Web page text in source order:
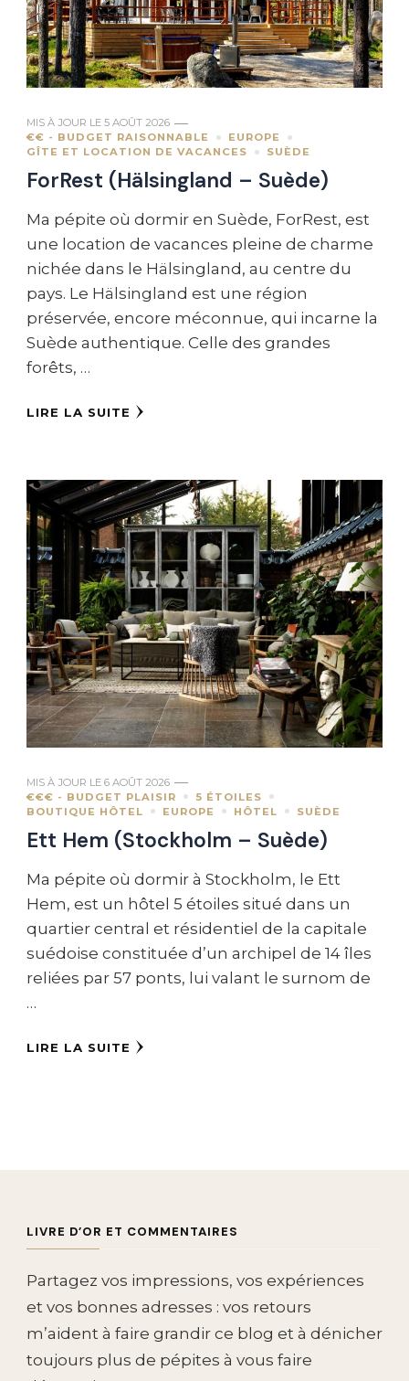
MIS À JOUR LE 5 AOÛT 2026
€€ - BUDGET RAISONNABLE
EUROPE
GÎTE ET LOCATION DE VACANCES
SUÈDE
ForRest (Hälsingland – Suède)
Ma pépite où dormir en Suède, ForRest, est
une location de vacances pleine de charme
nichée dans le Hälsingland, au centre du
pays. Le Hälsingland est une région
préservée, encore méconnue, qui incarne la
Suède authentique. Celle des grandes
forêts, …
LIRE LA SUITE
MIS À JOUR LE 6 AOÛT 2026
€€€ - BUDGET PLAISIR
5 ÉTOILES
BOUTIQUE HÔTEL
EUROPE HÔTEL SUÈDE
Ett Hem (Stockholm – Suède)
Ma pépite où dormir à Stockholm, le Ett
Hem, est un hôtel 5 étoiles situé dans un
quartier central et résidentiel de la capitale
suédoise constituée d’un archipel de 14 îles
reliées par 57 ponts, lui valant le surnom de
…
LIRE LA SUITE
LIVRE D’OR ET COMMENTAIRES
Partagez vos impressions, vos expériences
et vos bonnes adresses : vos retours
m’aident à faire grandir ce blog et à dénicher
toujours plus de pépites à vous faire